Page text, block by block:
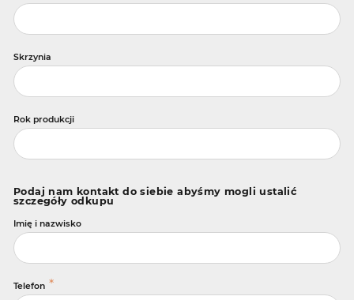
Skrzynia
Rok produkcji
Podaj nam kontakt do siebie abyśmy mogli ustalić
szczegóły odkupu
Imię i nazwisko
Telefon *